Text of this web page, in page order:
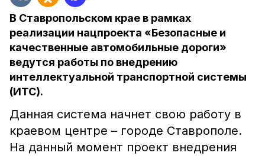
В Ставропольском крае в рамках
реализации нацпроекта «Безопасные и
качественные автомобильные дороги»
ведутся работы по внедрению
интеллектуальной транспортной системы
(ИТС).
Данная система начнет свою работу в
краевом центре – городе Ставрополе.
На данный момент проект внедрения